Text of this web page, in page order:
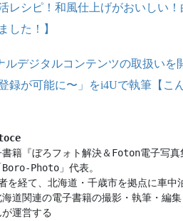
レシピ！和風仕上げがおいしい
した！】
ルデジタルコンテンツの取扱いを
録が可能に〜」をi4Uで執筆【こ
籍『ぼろフォト解決＆Foton電子写真
Photo」代表。
を経て、北海道・千歳市を拠点に車中
道関連の電子書籍の撮影・執筆・編集
運営する